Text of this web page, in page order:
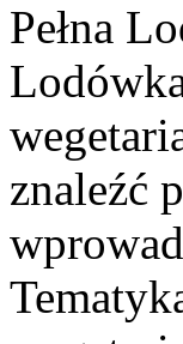
Pełna
znaleźć